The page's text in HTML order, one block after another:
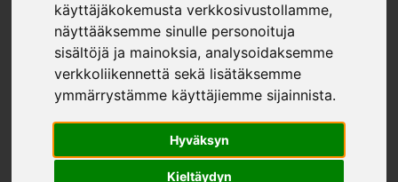
käyttäjäkokemusta verkkosivustollamme,
näyttääksemme sinulle personoituja
sisältöjä ja mainoksia, analysoidaksemme
verkkoliikennettä sekä lisätäksemme
ymmärrystämme käyttäjiemme sijainnista.
Hyväksyn
Kieltäydyn